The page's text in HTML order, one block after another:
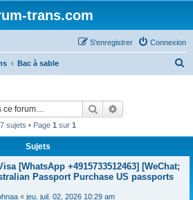
trans.com
Connexion
S’enregistrer
Bac à sable
Rechercher
7 sujets • Page 1 sur 1
Sujets
[WhatsApp +4915733512463] [WeChat;
Passport Purchase US passports
« jeu. juil. 02, 2026 10:29 am